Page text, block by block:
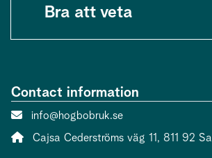
Bra att veta
Contact information
Contact person email:
info@hogbobruk.se
Address:
Cajsa Cederströms väg 11, 811 92